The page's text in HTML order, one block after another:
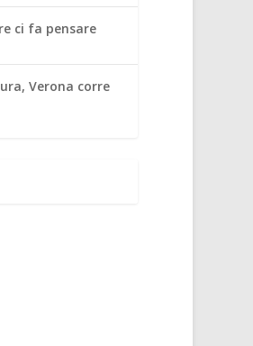
ci fa pensare
Verona corre